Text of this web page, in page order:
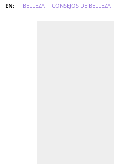
BELLEZA CONSEJOS DE BELLEZA